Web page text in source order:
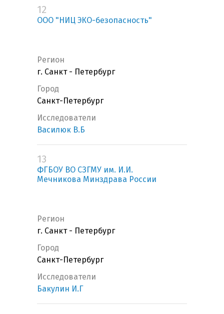
12
ООО "НИЦ ЭКО-безопасность"
Регион
г. Санкт - Петербург
Город
Санкт-Петербург
Исследователи
Василюк В.Б
13
ФГБОУ ВО СЗГМУ им. И.И.
Мечникова Минздрава России
Регион
г. Санкт - Петербург
Город
Санкт-Петербург
Исследователи
Бакулин И.Г